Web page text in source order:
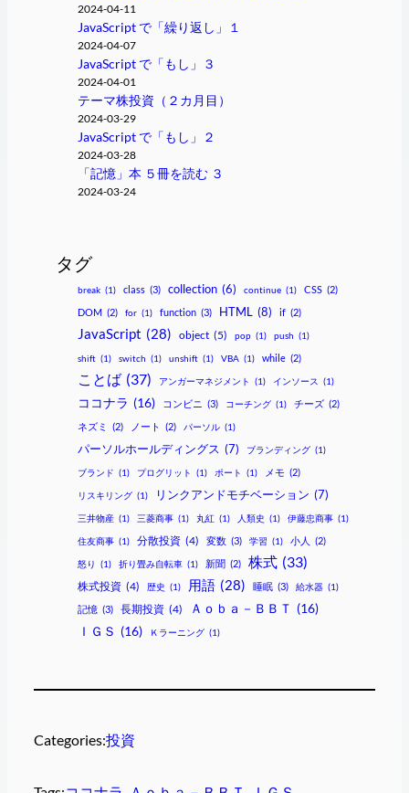
2024-04-11
JavaScript で「繰り返し」１
2024-04-07
JavaScript で「もし」３
2024-04-01
テーマ株投資（２カ月目）
2024-03-29
JavaScript で「もし」２
2024-03-28
「記憶」本 ５冊を読む ３
2024-03-24
タグ
break (1) class (3) collection (6) continue (1) CSS (2)
DOM (2) for (1) function (3) HTML (8) if (2)
JavaScript (28) object (5) pop (1) push (1)
shift (1) switch (1) unshift (1) VBA (1) while (2)
ことば (37) アンガーマネジメント (1) インソース (1)
ココナラ (16) コンビニ (3) コーチング (1) チーズ (2)
ネズミ
(2) ノート (2) パーソル (1)
パーソルホールディングス (7) ブランディング (1)
ブランド (1) プログリット (1) ポート (1) メモ (2)
リスキリング (1) リンクアンドモチベーション (7)
三井物産 (1) 三菱商事 (1) 丸紅 (1) 人類史 (1) 伊藤忠商事 (1)
住友商事 (1) 分散投資 (4) 変数 (3) 学習 (1) 小人 (2)
怒り (1) 折り畳み自転車 (1) 新聞 (2) 株式 (33)
株式投資 (4) 歴史 (1) 用語 (28) 睡眠 (3) 給水器 (1)
記憶 (3) 長期投資 (4) Ａｏｂａ－ＢＢＴ (16)
ＩＧＳ (16) Ｋラーニング (1)
Categories:投資